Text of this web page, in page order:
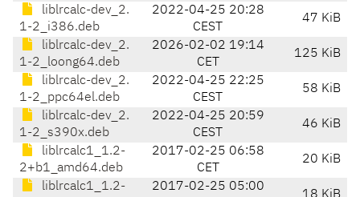
liblrcalc-dev_2.
1-2_i386.deb
2022-04-25 20:28
CEST
47 KiB
liblrcalc-dev_2.
1-2_loong64.deb
2026-02-02 19:14
CET
125 KiB
liblrcalc-dev_2.
1-2_ppc64el.deb
2022-04-25 22:25
CEST
58 KiB
liblrcalc-dev_2.
1-2_s390x.deb
2022-04-25 20:59
CEST
46 KiB
liblrcalc1_1.2-
2+b1_amd64.deb
2017-02-25 06:58
CET
20 KiB
liblrcalc1_1.2- 2017-02-25 05:00